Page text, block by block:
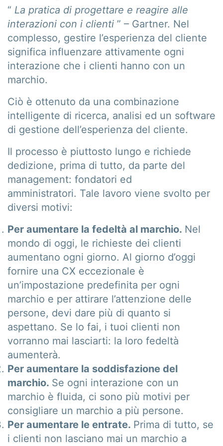
“ La pratica di progettare e reagire alle
interazioni con i clienti ” – Gartner. Nel
complesso, gestire l’esperienza del cliente
significa influenzare attivamente ogni
interazione che i clienti hanno con un
marchio.
Ciò è ottenuto da una combinazione
intelligente di ricerca, analisi ed un software
di gestione dell’esperienza del cliente.
Il processo è piuttosto lungo e richiede
dedizione, prima di tutto, da parte del
management: fondatori ed
amministratori. Tale lavoro viene svolto per
diversi motivi:
Per aumentare la fedeltà al marchio. Nel
mondo di oggi, le richieste dei clienti
aumentano ogni giorno. Al giorno d’oggi
fornire una CX eccezionale è
un’impostazione predefinita per ogni
marchio e per attirare l’attenzione delle
persone, devi dare più di quanto si
aspettano. Se lo fai, i tuoi clienti non
vorranno mai lasciarti: la loro fedeltà
aumenterà.
Per aumentare la soddisfazione del
marchio. Se ogni interazione con un
marchio è fluida, ci sono più motivi per
consigliare un marchio a più persone.
Per aumentare le entrate. Prima di tutto, se
i clienti non lasciano mai un marchio a